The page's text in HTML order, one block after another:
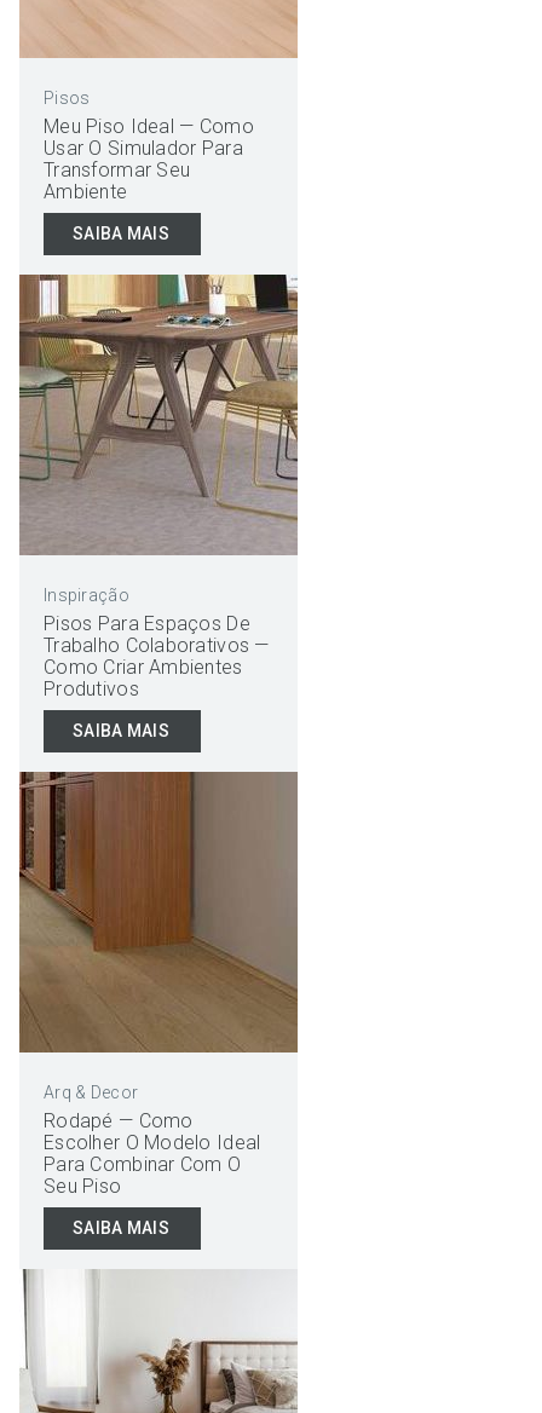
Pisos
Meu Piso Ideal — Como
Usar O Simulador Para
Transformar Seu
Ambiente
SAIBA MAIS
Inspiração
Pisos Para Espaços De
Trabalho Colaborativos —
Como Criar Ambientes
Produtivos
SAIBA MAIS
Arq & Decor
Rodapé — Como
Escolher O Modelo Ideal
Para Combinar Com O
Seu Piso
SAIBA MAIS